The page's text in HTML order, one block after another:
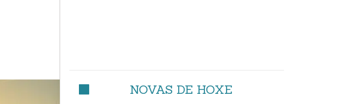
NOVAS DE HOXE